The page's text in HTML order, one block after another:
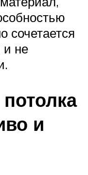
сочетается
и не
и